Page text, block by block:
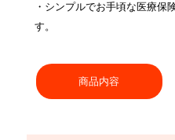
・シンプルでお手頃な医療保
す。
商品内容